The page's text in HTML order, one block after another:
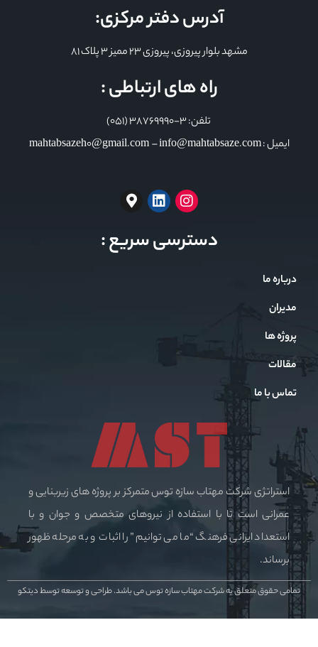
آدرس دفتر مرکزی:
مشهد بلوار پیروزی، پیروزی 23 ممیز 3 پلاک 81
راه های ارتباطی :
تلفن: 3-38769990 (051)
ایمیل : mahtabsazeh0@gmail.com – info@mahtabsaze.com
دسترسی سریع :
درباره ما
مدیران
پروژه ها
مقالات
تماس با ما
استراتژی شرکت مهتاب سازه توس متمرکز بر پروژه های زیربنایی و
عمرانی است تا با استفاده از نیروهای متخصص و جوان و با
استعداد ایرانی فرهنگ “ما می توانیم” را اثبات و به مرحله ظهور
برساند.
تمامی حقوق متعلق به شرکت مهتاب سازه توس می باشد.طراحی و توسعه توسط دیتکو